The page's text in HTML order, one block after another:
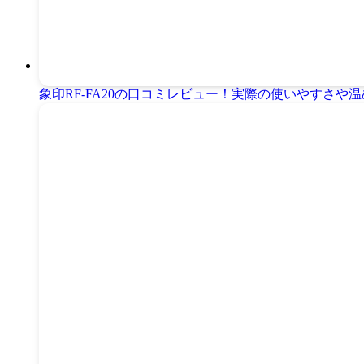
象印RF-FA20の口コミレビュー！実際の使いやすさや